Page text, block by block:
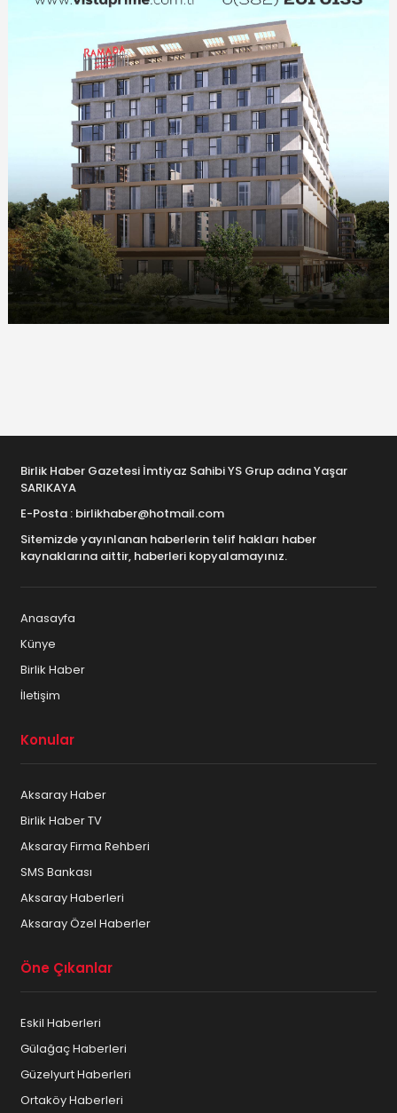
Birlik Haber Gazetesi İmtiyaz Sahibi YS Grup adına Yaşar
SARIKAYA
E-Posta : birlikhaber@hotmail.com
Sitemizde yayınlanan haberlerin telif hakları haber
kaynaklarına aittir, haberleri kopyalamayınız.
Anasayfa
Künye
Birlik Haber
İletişim
Konular
Aksaray Haber
Birlik Haber TV
Aksaray Firma Rehberi
SMS Bankası
Aksaray Haberleri
Aksaray Özel Haberler
Öne Çıkanlar
Eskil Haberleri
Gülağaç Haberleri
Güzelyurt Haberleri
Ortaköy Haberleri